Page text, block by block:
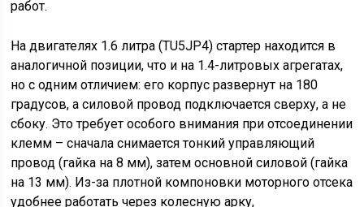
работ.
На двигателях 1.6 литра (TU5JP4) стартер находится в
аналогичной позиции, что и на 1.4-литровых агрегатах,
но с одним отличием: его корпус развернут на 180
градусов, а силовой провод подключается сверху, а не
сбоку. Это требует особого внимания при отсоединении
клемм – сначала снимается тонкий управляющий
провод (гайка на 8 мм), затем основной силовой (гайка
на 13 мм). Из-за плотной компоновки моторного отсека
удобнее работать через колесную арку,